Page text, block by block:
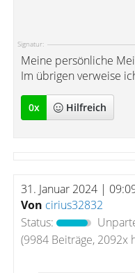
Signatur:
Meine persönliche
Im übrigen verweise
0x Hilfreich
31. Januar 2024 |
Von cirius32832
Status:
(9984 Beiträge, 2092x